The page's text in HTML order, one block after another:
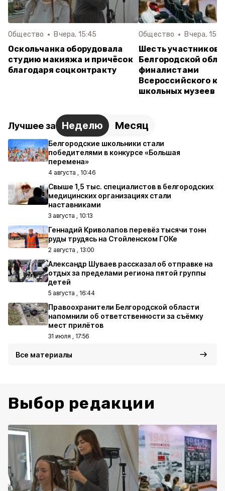
Общество Вчера, 15:45
Оскольчанка оборудовала
студию макияжа и причёсок
благодаря соцконтракту
Общество Вчера,
Шесть участников
Белгородской
финалистами
Всероссийского
школьных музеев
Лучшее за Неделю Месяц
Белгородские школьники стали
победителями в конкурсе «Большая
перемена»
4 августа , 10:46
Свыше 1,5 тыс. специалистов в белгородских
медицинских организациях стали
наставниками
3 августа , 10:13
Геннадий Криволапов перевёз тысячи тонн
руды трудясь на Стойленском ГОКе
2 августа , 13:00
Александр Шуваев рассказал об отправке на
отдых за пределами региона пятой группы
детей
5 августа , 16:44
Правоохранители Белгородской области
напомнили об ответственности за съёмку
мест прилётов
31 июля , 17:56
Все материалы
Выбор редакции